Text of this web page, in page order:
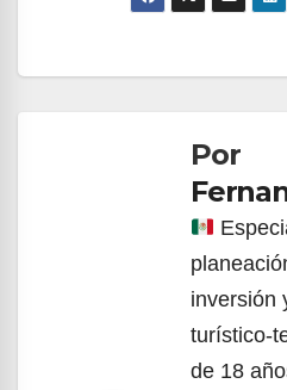
Navegación
entradasPor
inversión
turístico-
de 18